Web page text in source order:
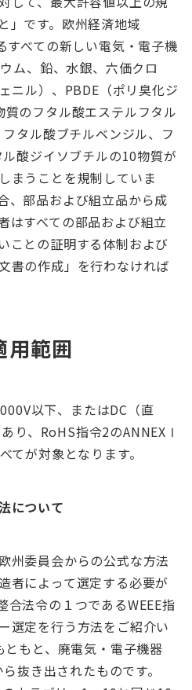
」です。欧州経済地域
すべての新しい電気・電子機
ム、鉛、水銀、六価クロ
ニル）、PBDE（ポリ臭化ジ
のフタル酸エステルフタル
タル酸ブチルベンジル、フ
酸ジイソブチルの10物質が
まうことを規制していま
、部品および組立品から成
はすべての部品および組立
ことの証明する体制および
書の作成」を行わなければ
用範囲
以下、またはDC（直
り、RoHS指令2のANNEXⅠ
てが対象となります。
について
州委員会からの公式な方法
者によって選定する必要が
合法令の１つであるWEEE指
選定を行う方法をご紹介い
もと、廃電気・電子機器
抜き出されたものです。